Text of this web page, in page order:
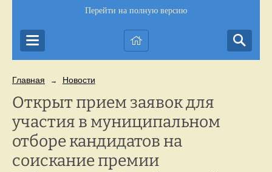
Перейти на полную версию
Главная → Новости
Открыт прием заявок для
участия в муниципальном
отборе кандидатов на
соискание премии